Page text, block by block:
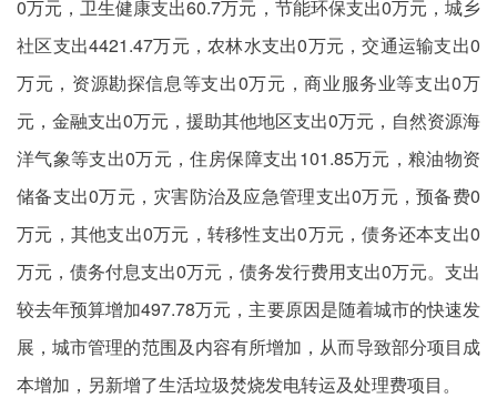
0万元，卫生健康支出60.7万元，节能环保支出0万元，城乡
社区支出4421.47万元，农林水支出0万元，交通运输支出0
万元，资源勘探信息等支出0万元，商业服务业等支出0万
元，金融支出0万元，援助其他地区支出0万元，自然资源海
洋气象等支出0万元，住房保障支出101.85万元，粮油物资
储备支出0万元，灾害防治及应急管理支出0万元，预备费0
万元，其他支出0万元，转移性支出0万元，债务还本支出0
万元，债务付息支出0万元，债务发行费用支出0万元。支出
较去年预算增加497.78万元，主要原因是随着城市的快速发
展，城市管理的范围及内容有所增加，从而导致部分项目成
本增加，另新增了生活垃圾焚烧发电转运及处理费项目。